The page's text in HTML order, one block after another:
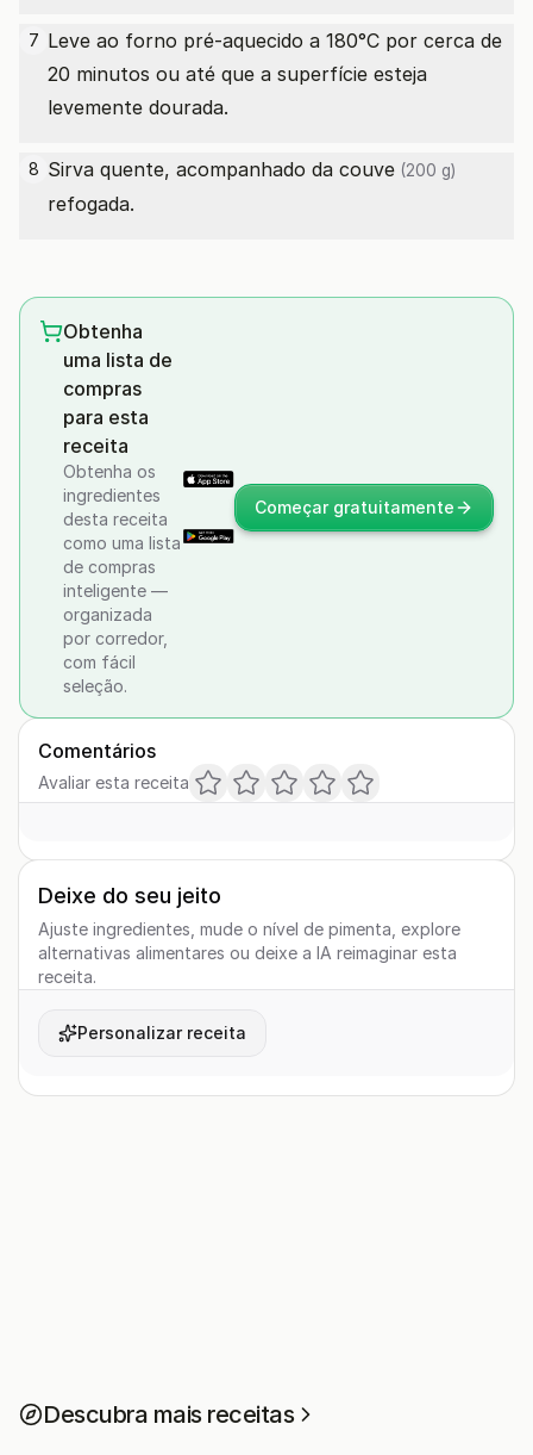
7 Leve ao forno pré-aquecido a 180°C por cerca de
20 minutos ou até que a superfície esteja
levemente dourada.
8 Sirva quente, acompanhado da couve (200 g)
refogada.
Obtenha
uma lista de
compras
para esta
receita
Obtenha os
ingredientes
desta receita
como uma lista
de compras
inteligente —
organizada
por corredor,
com fácil
seleção.
Começar gratuitamente
Comentários
Avaliar esta receita
Deixe do seu jeito
Ajuste ingredientes, mude o nível de pimenta, explore
alternativas alimentares ou deixe a IA reimaginar esta
receita.
Personalizar receita
Descubra mais receitas